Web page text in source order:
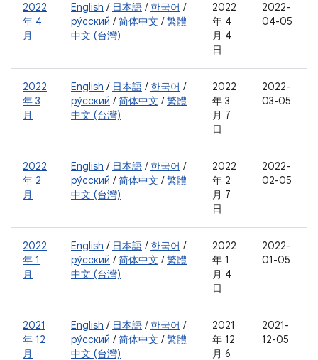
2022
年 4
月
English / 日本語 / 한국어 /
ру́сский /简体中文 /繁體
中文 (台灣)
2022
年 4
月 4
日
2022-
04-05
2022
年 3
月
English / 日本語 / 한국어 /
ру́сский /简体中文 /繁體
中文 (台灣)
2022
年 3
月 7
日
2022-
03-05
2022
年 2
月
English / 日本語 / 한국어 /
ру́сский /简体中文 /繁體
中文 (台灣)
2022
年 2
月 7
日
2022-
02-05
2022
年 1
月
English / 日本語 / 한국어 /
ру́сский /简体中文 /繁體
中文 (台灣)
2022
年 1
月 4
日
2022-
01-05
2021
年 12
月
English / 日本語 / 한국어 /
ру́сский /简体中文 /繁體
中文 (台灣)
2021
年 12
月 6
2021-
12-05